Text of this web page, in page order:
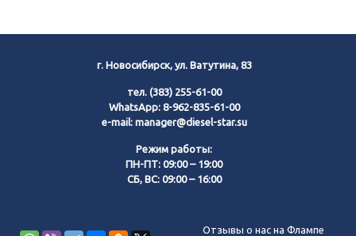
г. Новосибирск, ул. Ватутина, 83
тел. (383) 255-61-00
WhatsApp: 8-962-835-61-00
e-mail: manager@diesel-star.su
Режим работы:
ПН-ПТ: 09:00 – 19:00
СБ, ВС: 09:00 – 16:00
Отзывы о нас на Флампе